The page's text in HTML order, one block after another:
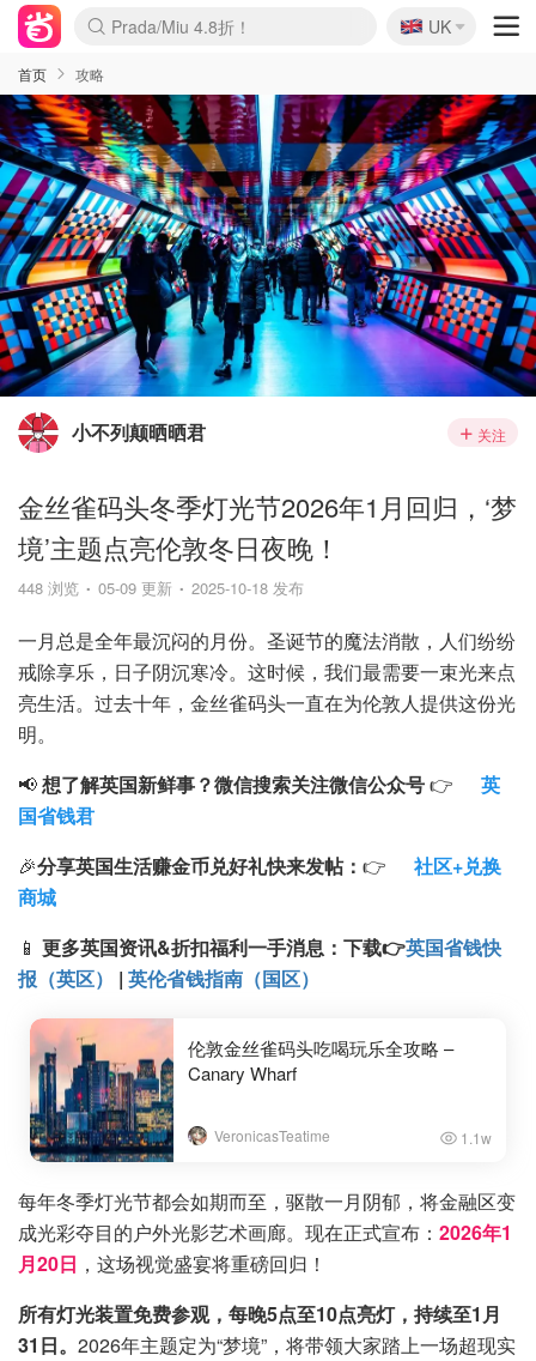
Prada/Miu 4.8折！
🇬🇧
UK
首页 攻略
小不列颠晒晒君 关注
金丝雀码头冬季灯光节2026年1月回归，‘梦
境’主题点亮伦敦冬日夜晚！
448 浏览 05-09 更新 2025-10-18 发布
一月总是全年最沉闷的月份。圣诞节的魔法消散，人们纷纷
戒除享乐，日子阴沉寒冷。这时候，我们最需要一束光来点
亮生活。过去十年，金丝雀码头一直在为伦敦人提供这份光
明。
📢想了解英国新鲜事？微信搜索关注微信公众号👉
英
国省钱君
🎉分享英国生活赚金币兑好礼快来发帖： 👉
社区+兑换
商城
📱 更多英国资讯&折扣福利一手消息： 下载👉英国省钱快
报（英区）
| 英伦省钱指南（国区）
伦敦金丝雀码头吃喝玩乐全攻略 –
Canary Wharf
VeronicasTeatime 1.1w
每年冬季灯光节都会如期而至，驱散一月阴郁，将金融区变
成光彩夺目的户外光影艺术画廊。现在正式宣布： 2026年1
月20日 ，这场视觉盛宴将重磅回归！
所有灯光装置免费参观，每晚5点至10点亮灯，持续至1月
31日。 2026年主题定为“梦境”，将带领大家踏上一场超现实